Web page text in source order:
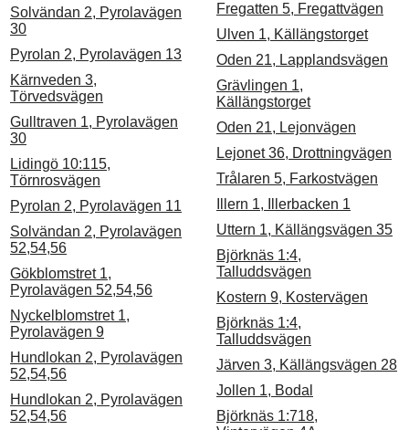
Solvändan 2, Pyrolavägen
30
Pyrolan 2, Pyrolavägen 13
Kärnveden 3,
Törvedsvägen
Gulltraven 1, Pyrolavägen
30
Lidingö 10:115,
Törnrosvägen
Pyrolan 2, Pyrolavägen 11
Solvändan 2, Pyrolavägen
52,54,56
Gökblomstret 1,
Pyrolavägen 52,54,56
Nyckelblomstret 1,
Pyrolavägen 9
Hundlokan 2, Pyrolavägen
52,54,56
Hundlokan 2, Pyrolavägen
52,54,56
Fregatten 5, Fregattvägen
Ulven 1, Källängstorget
Oden 21, Lapplandsvägen
Grävlingen 1,
Källängstorget
Oden 21, Lejonvägen
Lejonet 36, Drottningvägen
Trålaren 5, Farkostvägen
Illern 1, Illerbacken 1
Uttern 1, Källängsvägen 35
Björknäs 1:4,
Talluddsvägen
Kostern 9, Kostervägen
Björknäs 1:4,
Talluddsvägen
Järven 3, Källängsvägen 28
Jollen 1, Bodal
Björknäs 1:718,